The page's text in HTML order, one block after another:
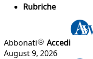
Rubriche
Abbonati
Accedi
August 9, 2026